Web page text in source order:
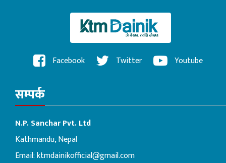
Facebook Twitter Youtube
सम्पर्क
N.P. Sanchar Pvt. Ltd
Kathmandu, Nepal
Email:ktmdainikofficial@gmail.com